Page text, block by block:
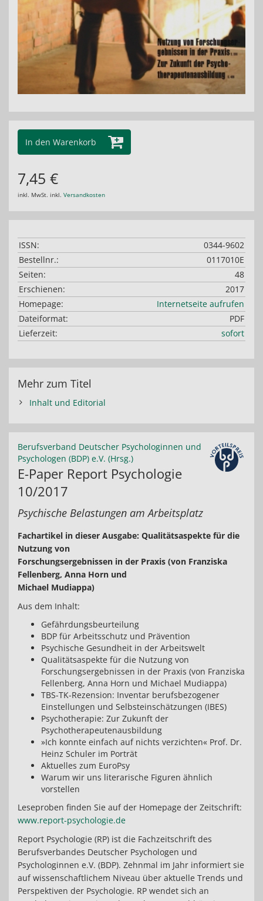
In den Warenkorb
7,45 €
inkl. MwSt. inkl. Versandkosten
ISSN:
0344-9602
Bestellnr.:
0117010E
Seiten:
48
Erschienen:
2017
Homepage:
Internetseite aufrufen
Dateiformat:
PDF
Lieferzeit:
sofort
Mehr zum Titel
Inhalt und Editorial
Berufsverband Deutscher Psychologinnen und
Psychologen (BDP) e.V. (Hrsg.)
E-Paper Report Psychologie
10/2017
Psychische Belastungen am Arbeitsplatz
Fachartikel in dieser Ausgabe: Qualitätsaspekte für die
Nutzung von
Forschungsergebnissen in der Praxis (von Franziska
Fellenberg, Anna Horn und
Michael Mudiappa)
Aus dem Inhalt:
Gefährdungsbeurteilung
BDP für Arbeitsschutz und Prävention
Psychische Gesundheit in der Arbeitswelt
Qualitätsaspekte für die Nutzung von
Forschungsergebnissen in der Praxis (von Franziska
Fellenberg, Anna Horn und Michael Mudiappa)
TBS-TK-Rezension: Inventar berufsbezogener
Einstellungen und Selbsteinschätzungen (IBES)
Psychotherapie: Zur Zukunft der
Psychotherapeutenausbildung
»Ich konnte einfach auf nichts verzichten« Prof. Dr.
Heinz Schuler im Porträt
Aktuelles zum EuroPsy
Warum wir uns literarische Figuren ähnlich
vorstellen
Leseproben finden Sie auf der Homepage der Zeitschrift:
www.report-psychologie.de
Report Psychologie (RP) ist die Fachzeitschrift des
Berufsverbandes Deutscher Psychologen und
Psychologinnen e.V. (BDP). Zehnmal im Jahr informiert sie
auf wissenschaftlichem Niveau über aktuelle Trends und
Perspektiven der Psychologie. RP wendet sich an